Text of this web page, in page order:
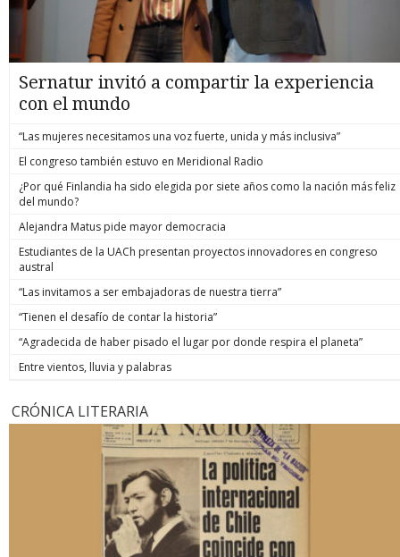
Sernatur invitó a compartir la experiencia
con el mundo
“Las mujeres necesitamos una voz fuerte, unida y más inclusiva”
El congreso también estuvo en Meridional Radio
¿Por qué Finlandia ha sido elegida por siete años como la nación más feliz
del mundo?
Alejandra Matus pide mayor democracia
Estudiantes de la UACh presentan proyectos innovadores en congreso
austral
“Las invitamos a ser embajadoras de nuestra tierra”
“Tienen el desafío de contar la historia”
“Agradecida de haber pisado el lugar por donde respira el planeta”
Entre vientos, lluvia y palabras
CRÓNICA LITERARIA